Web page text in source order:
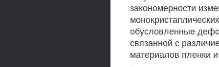
закономерности
обусловленные
связанной с
материалов пленки